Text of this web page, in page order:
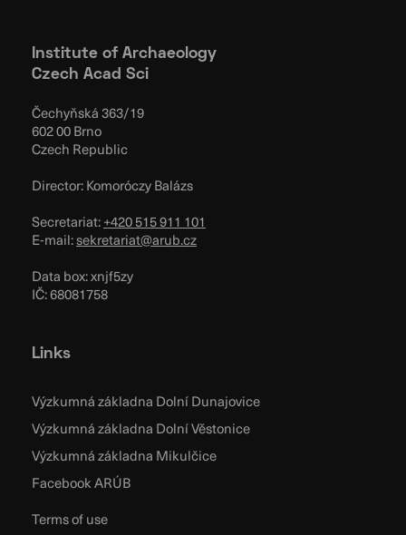
Institute of Archaeology
Czech Acad Sci
Čechyňská 363/19
602 00 Brno
Czech Republic
Director: Komoróczy Balázs
Secretariat:+420 515 911 101
E-mail:sekretariat@arub.cz
Data box: xnjf5zy
IČ: 68081758
Links
Výzkumná základna Dolní Dunajovice
Výzkumná základna Dolní Věstonice
Výzkumná základna Mikulčice
Facebook ARÚB
Terms of use